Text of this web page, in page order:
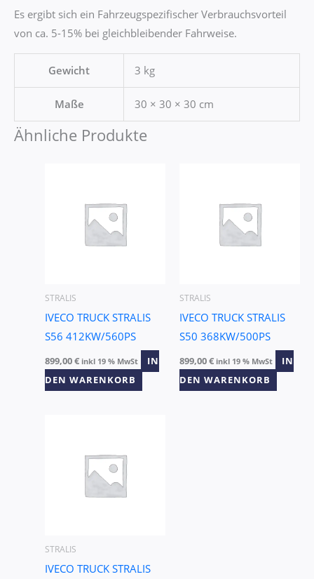
Es ergibt sich ein Fahrzeugspezifischer Verbrauchsvorteil
von ca. 5-15% bei gleichbleibender Fahrweise.
Gewicht 3 kg
Maße 30 × 30 × 30 cm
Ähnliche Produkte
STRALIS
IVECO TRUCK STRALIS
S56 412KW/560PS
899,00€ inkl 19 % MwSt
IN
DEN WARENKORB
STRALIS
IVECO TRUCK STRALIS
S50 368KW/500PS
899,00€ inkl 19 % MwSt
IN
DEN WARENKORB
STRALIS
IVECO TRUCK STRALIS